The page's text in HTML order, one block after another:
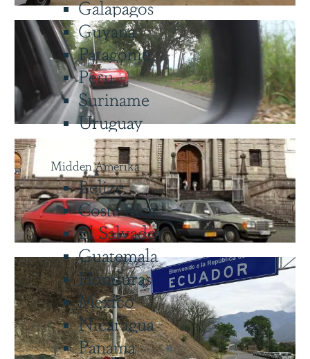
Galapagos
Guyana
Patagonië
Peru
Suriname
Uruguay
Midden Amerika
Belize
Costa Rica
El Salvador
Guatemala
Honduras
Mexico
Nicaragua
Panama